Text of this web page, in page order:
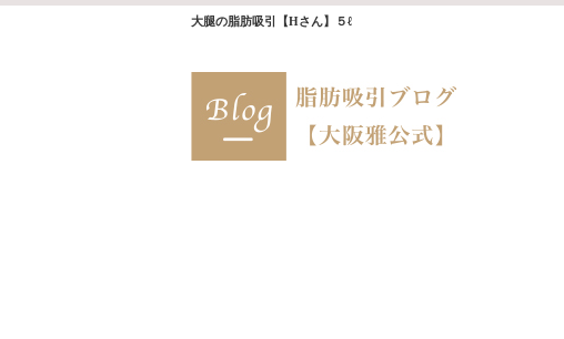
大腿の脂肪吸引【Hさん】５ℓ